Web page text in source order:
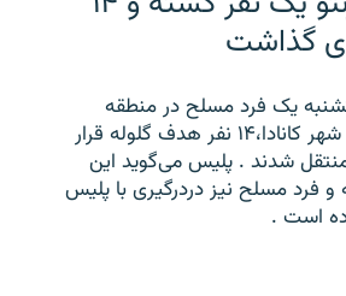
گذاشت
یک فرد مسلح در منطقه
مرکزی تورنتو ،‌بزرگترین شهر کانادا،۱۴ نفر هدف گلوله قرار
شدند . پلیس می‌گوید این
فرد مسلح نیز دردرگیری با پلیس
است .